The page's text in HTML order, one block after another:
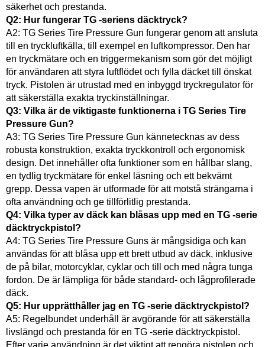
säkerhet och prestanda.
Q2: Hur fungerar TG -seriens däcktryck?
A2: TG Series Tire Pressure Gun fungerar genom att ansluta
till en tryckluftkälla, till exempel en luftkompressor. Den har
en tryckmätare och en triggermekanism som gör det möjligt
för användaren att styra luftflödet och fylla däcket till önskat
tryck. Pistolen är utrustad med en inbyggd tryckregulator för
att säkerställa exakta tryckinställningar.
Q3: Vilka är de viktigaste funktionerna i TG Series Tire
Pressure Gun?
A3: TG Series Tire Pressure Gun kännetecknas av dess
robusta konstruktion, exakta tryckkontroll och ergonomisk
design. Det innehåller ofta funktioner som en hållbar slang,
en tydlig tryckmätare för enkel läsning och ett bekvämt
grepp. Dessa vapen är utformade för att motstå strängarna i
ofta användning och ge tillförlitlig prestanda.
Q4: Vilka typer av däck kan blåsas upp med en TG -serie
däcktryckpistol?
A4: TG Series Tire Pressure Guns är mångsidiga och kan
användas för att blåsa upp ett brett utbud av däck, inklusive
de på bilar, motorcyklar, cyklar och till och med några tunga
fordon. De är lämpliga för både standard- och lågprofilerade
däck.
Q5: Hur upprätthåller jag en TG -serie däcktryckpistol?
A5: Regelbundet underhåll är avgörande för att säkerställa
livslängd och prestanda för en TG -serie däcktryckpistol.
Efter varje användning är det viktigt att rengöra pistolen och